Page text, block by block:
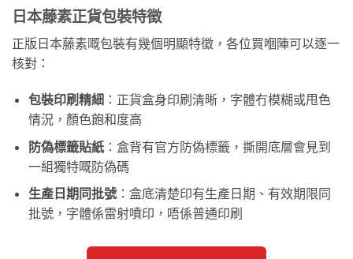
日本藤素正貨包裝特徵
正版日本藤素嘅包裝有幾個明顯特徵，各位買嗰陣可以逐一
核對：
包裝印刷精細 ：正貨盒身印刷清晰，字體冇模糊或甩色
情況，顏色飽和度高
防偽標籤貼紙：盒背有官方防偽標籤，撕開底層會見到
一組獨特嘅防偽碼
生產日期同批號：盒底清楚印有生產日期、有效期限同
批號，字體係雷射噴印，唔係普通印刷